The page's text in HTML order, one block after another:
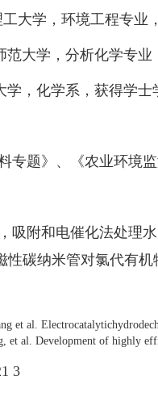
大学，环境工程专业
大学，分析化学专业
，化学系，获得学士
题》、《农业环境监
附和电催化法处理水
碳纳米管对氯代有
et al.
et al. Development of highly
3